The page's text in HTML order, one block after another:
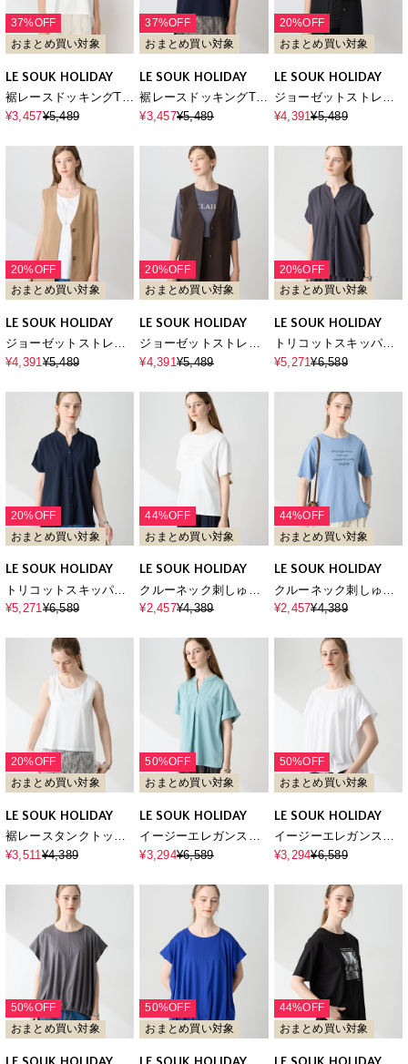
37%OFF
おまとめ買い対象
LE SOUK HOLIDAY
裾レースドッキングTシ
ャツ【接触冷感】
¥3,457¥5,489
37%OFF
おまとめ買い対象
LE SOUK HOLIDAY
裾レースドッキングTシ
ャツ【接触冷感】
¥3,457¥5,489
20%OFF
おまとめ買い対象
LE SOUK HOLIDAY
ジョーゼットストレッ
チベスト【接触冷感・
にくい】
¥4,391¥5,489
20%OFF
おまとめ買い対象
LE SOUK HOLIDAY
ジョーゼットストレッ
チベスト【接触冷感・
にくい】
¥4,391 ¥5,489
20%OFF
おまとめ買い対象
LE SOUK HOLIDAY
ジョーゼットストレッ
チベスト【接触冷感・
にくい】
¥4,391 ¥5,489
20%OFF
おまとめ買い対象
LE SOUK HOLIDAY
トリコットスキッパー
ネックプルオーバー
ト】
¥5,271¥6,589
20%OFF
おまとめ買い対象
LE SOUK HOLIDAY
トリコットスキッパー
ネックプルオーバー
ト】
¥5,271¥6,589
44%OFF
おまとめ買い対象
LE SOUK HOLIDAY
クルーネック刺しゅう
ロゴTシャツ【接触冷
¥2,457¥4,389
44%OFF
おまとめ買い対象
LE SOUK HOLIDAY
クルーネック刺しゅう
ロゴTシャツ【接触冷
¥2,457¥4,389
20%OFF
おまとめ買い対象
LE SOUK HOLIDAY
裾レースタンクトップ
【接触冷感・吸水速
¥3,511 ¥4,389
50%OFF
おまとめ買い対象
LE SOUK HOLIDAY
イージーエレガンスス
キッパーTシャツ【接触
¥3,294¥6,589
50%OFF
おまとめ買い対象
LE SOUK HOLIDAY
イージーエレガンスバ
ルーンTシャツ【接触冷
¥3,294¥6,589
50%OFF
おまとめ買い対象
50%OFF
おまとめ買い対象
44%OFF
おまとめ買い対象